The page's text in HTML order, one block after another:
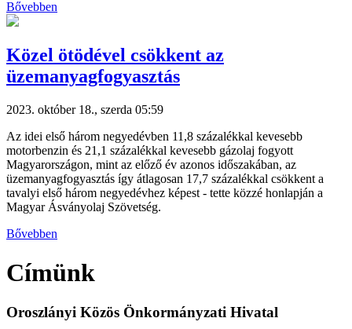
Bővebben
Közel ötödével csökkent az
üzemanyagfogyasztás
2023. október 18., szerda 05:59
Az idei első három negyedévben 11,8 százalékkal kevesebb
motorbenzin és 21,1 százalékkal kevesebb gázolaj fogyott
Magyarországon, mint az előző év azonos időszakában, az
üzemanyagfogyasztás így átlagosan 17,7 százalékkal csökkent a
tavalyi első három negyedévhez képest - tette közzé honlapján a
Magyar Ásványolaj Szövetség.
Bővebben
Címünk
Oroszlányi Közös Önkormányzati Hivatal